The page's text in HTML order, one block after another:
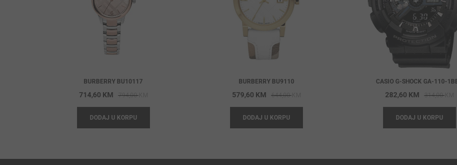
BURBERRY BU10117
794,00KM
price
794,00 KM.
714,60 KM
price
714,60 KM.
DODAJ U KORPU
BURBERRY BU9110
644,00KM
price
644,00 KM.
579,60 KM
price
579,60 KM.
DODAJ U KORPU
CASIO G-SHOCK GA-110-
314,00KM
282,60 KM
DODAJ U KORPU